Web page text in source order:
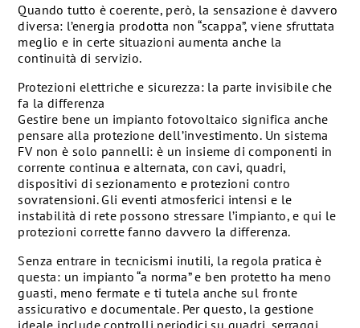
Quando tutto è coerente, però, la sensazione è davvero
diversa: l’energia prodotta non “scappa”, viene sfruttata
meglio e in certe situazioni aumenta anche la
continuità di servizio.
Protezioni elettriche e sicurezza: la parte invisibile che
fa la differenza
Gestire bene un impianto fotovoltaico significa anche
pensare alla protezione dell’investimento. Un sistema
FV non è solo pannelli: è un insieme di componenti in
corrente continua e alternata, con cavi, quadri,
dispositivi di sezionamento e protezioni contro
sovratensioni. Gli eventi atmosferici intensi e le
instabilità di rete possono stressare l’impianto, e qui le
protezioni corrette fanno davvero la differenza.
Senza entrare in tecnicismi inutili, la regola pratica è
questa: un impianto “a norma” e ben protetto ha meno
guasti, meno fermate e ti tutela anche sul fronte
assicurativo e documentale. Per questo, la gestione
ideale include controlli periodici su quadri, serraggi,